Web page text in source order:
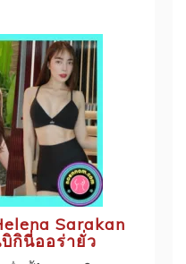
Sarakan
กินี่ออร่ายั่ว